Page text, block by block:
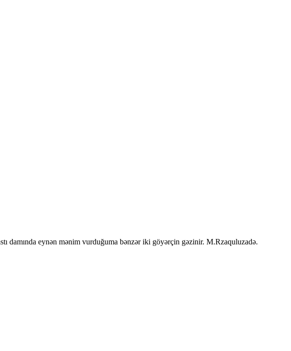
damında eynən mənim vurduğuma bənzər iki göyərçin gəzinir. M.Rzaquluzadə.